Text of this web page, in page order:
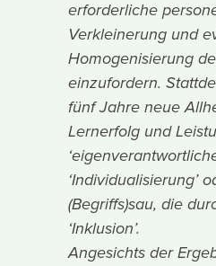
erforderliche
Verkleinerung und
Homogenisierung
einzufordern.
fünf Jahre neue
Lernerfolg und
‘Individualisierung’
(Begriffs)sau, die
‘Inklusion’.
Angesichts der